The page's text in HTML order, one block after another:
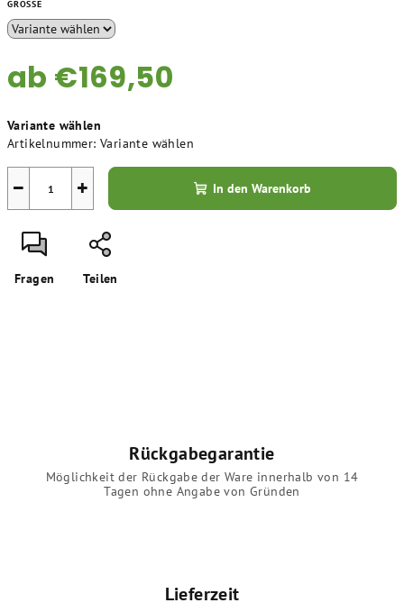
GRÖSSE
ab €169,50
Variante wählen
Artikelnummer: Variante wählen
+
− In den Warenkorb
Fragen Teilen
Rückgabegarantie
Möglichkeit der Rückgabe der Ware innerhalb von 14
Tagen ohne Angabe von Gründen
Lieferzeit